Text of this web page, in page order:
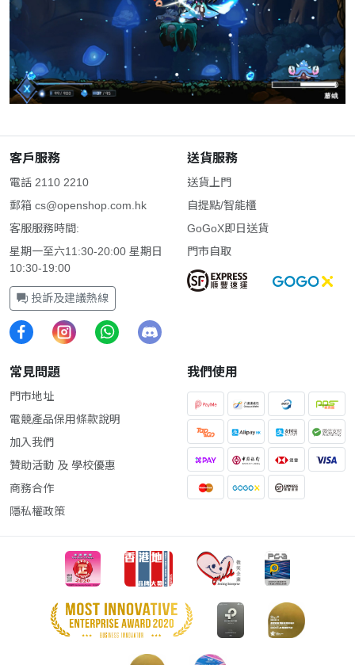
客戶服務
電話 2110 2210
郵箱 cs@openshop.com.hk
客服服務時間:
星期一至六11:30-20:00 星期日
10:30-19:00
投訴及建議熱線
送貨服務
送貨上門
自提點/智能櫃
GoGoX即日送貨
門市自取
常見問題
門市地址
電競產品保用條款說明
加入我們
贊助活動 及 學校優惠
商務合作
隱私權政策
我們使用